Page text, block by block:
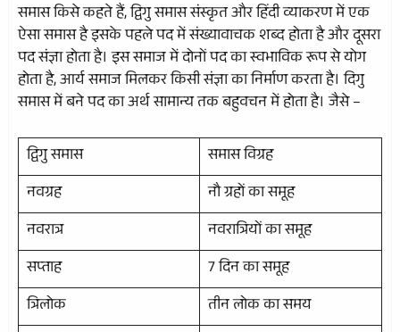
समास किसे कहते हैं, द्विगु समास संस्कृत और हिंदी व्याकरण में एक
ऐसा समास है इसके पहले पद में संख्यावाचक शब्द होता है और दूसरा
पद संज्ञा होता है। इस समाज में दोनों पद का स्वभाविक रूप से योग
होता है, आर्य समाज मिलकर किसी संज्ञा का निर्माण करता है। दिगु
समास में बने पद का अर्थ सामान्य तक बहुवचन में होता है। जैसे –
द्विगु समास
समास विग्रह
नवग्रह
नौ ग्रहों का समूह
नवरात्र
नवरात्रियों का समूह
सप्ताह
7 दिन का समूह
त्रिलोक
तीन लोक का समय